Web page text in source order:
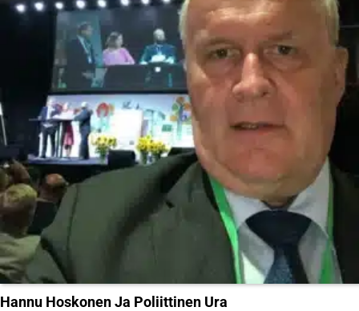
Hannu Hoskonen Ja Poliittinen Ura